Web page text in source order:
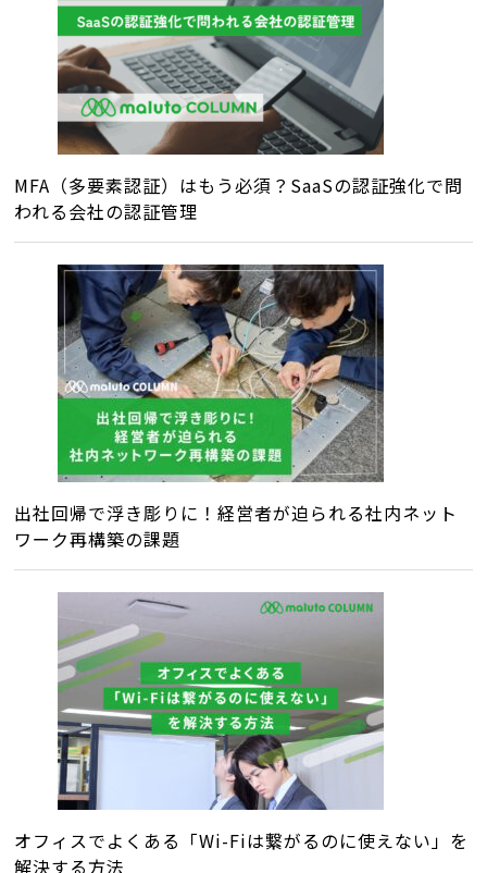
MFA（多要素認証）はもう必須？SaaSの認証強化で問
われる会社の認証管理
出社回帰で浮き彫りに！経営者が迫られる社内ネット
ワーク再構築の課題
オフィスでよくある「Wi-Fiは繋がるのに使えない」を
解決する方法